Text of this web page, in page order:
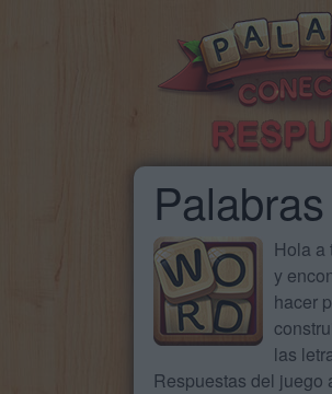
Hola a
y
hacer
las
Respuestas del juego